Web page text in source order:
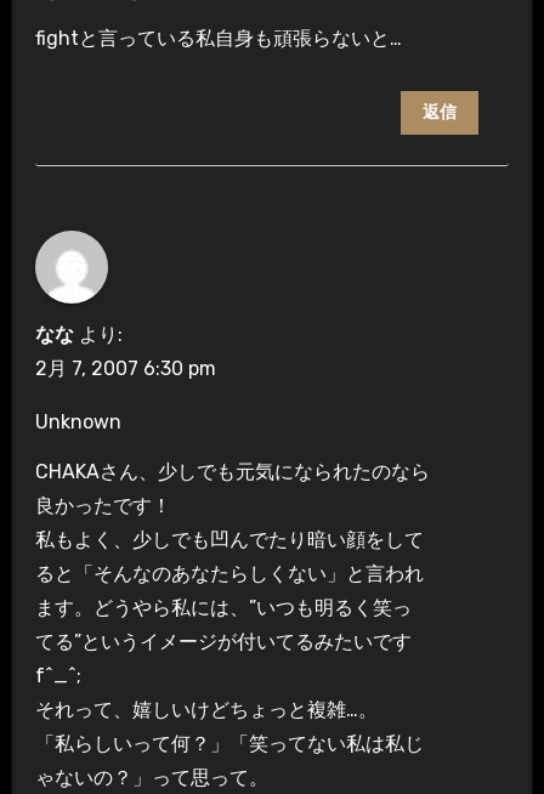
fightと言っている私自身も頑張らないと…
返信
なな より:
2月 7, 2007 6:30 pm
Unknown
CHAKAさん、少しでも元気になられたのなら
良かったです！
私もよく、少しでも凹んでたり暗い顔をして
ると「そんなのあなたらしくない」と言われ
ます。どうやら私には、”いつも明るく笑っ
てる”というイメージが付いてるみたいです
f^_^;
それって、嬉しいけどちょっと複雑…。
「私らしいって何？」「笑ってない私は私じ
ゃないの？」って思って。